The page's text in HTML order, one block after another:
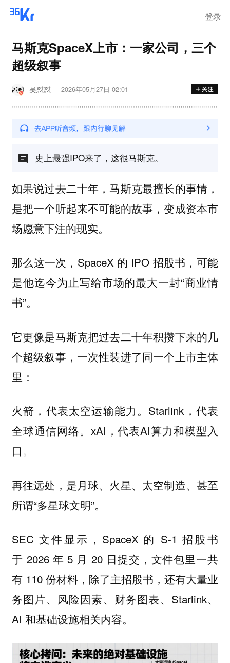
登录
马斯克SpaceX上市：一家公司，三个
超级叙事
吴怼怼 2026年05月27日 02:01
史上最强IPO来了，这很马斯克。
如果说过去二十年，马斯克最擅长的事情，
是把一个听起来不可能的故事，变成资本市
场愿意下注的现实。
那么这一次，SpaceX 的 IPO 招股书，可能
是他迄今为止写给市场的最大一封“商业情
书”。
它更像是马斯克把过去二十年积攒下来的几
个超级叙事，一次性装进了同一个上市主体
里：
火箭，代表太空运输能力。Starlink，代表
全球通信网络。xAI，代表AI算力和模型入
口。
再往远处，是月球、火星、太空制造、甚至
所谓“多星球文明”。
SEC 文件显示，SpaceX 的 S-1 招股书
于 2026 年 5 月 20 日提交，文件包里一共
有 110 份材料，除了主招股书，还有大量业
务图片、风险因素、财务图表、Starlink、
AI 和基础设施相关内容。